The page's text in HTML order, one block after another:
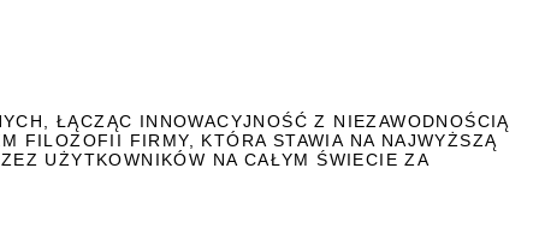
ŁĄCZĄC INNOWACYJNOŚĆ Z NIEZAWODNOŚCIĄ
FILOZOFII FIRMY, KTÓRA STAWIA NA NAJWYŻSZĄ
UŻYTKOWNIKÓW NA CAŁYM ŚWIECIE ZA